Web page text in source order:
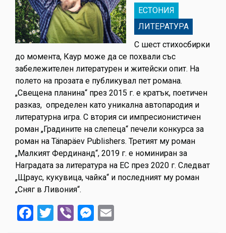
ЕСТОНИЯ
ЛИТЕРАТУРА
С шест стихосбирки
до момента, Каур може да се похвали със
забележителен литературен и житейски опит. На
полето на прозата е публикувал пет романа.
„Свещена планина“ през 2015 г. е кратък, поетичен
разказ, определен като уникална автопародия и
литературна игра. С втория си импресионистичен
роман „Градините на слепеца“ печели конкурса за
роман на Tänapäev Publishers. Третият му роман
„Малкият Фердинанд“, 2019 г. е номиниран за
Наградата за литература на ЕС през 2020 г. Следват
„Щраус, кукувица, чайка“ и последният му роман
„Сняг в Ливония“.
Facebook
Twitter
ViberMessenger